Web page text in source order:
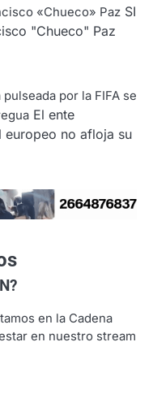
«Chueco» Paz SI
"Chueco" Paz
por la FIFA se
El ente
no afloja su
en la Cadena
en nuestro stream